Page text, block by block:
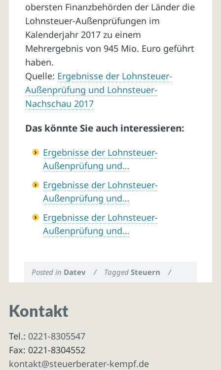
obersten Finanzbehörden der Länder die
Lohnsteuer-Außenprüfungen im
Kalenderjahr 2017 zu einem
Mehrergebnis von 945 Mio. Euro geführt
haben.
Quelle: Ergebnisse der Lohnsteuer-
Außenprüfung und Lohnsteuer-
Nachschau 2017
Das könnte Sie auch interessieren:
Ergebnisse der Lohnsteuer-
Außenprüfung und…
Ergebnisse der Lohnsteuer-
Außenprüfung und…
Ergebnisse der Lohnsteuer-
Außenprüfung und…
Posted in Datev / TaggedSteuern /
Kontakt
Tel.: 0221-8305547
Fax: 0221-8304552
kontakt@steuerberater-kempf.de